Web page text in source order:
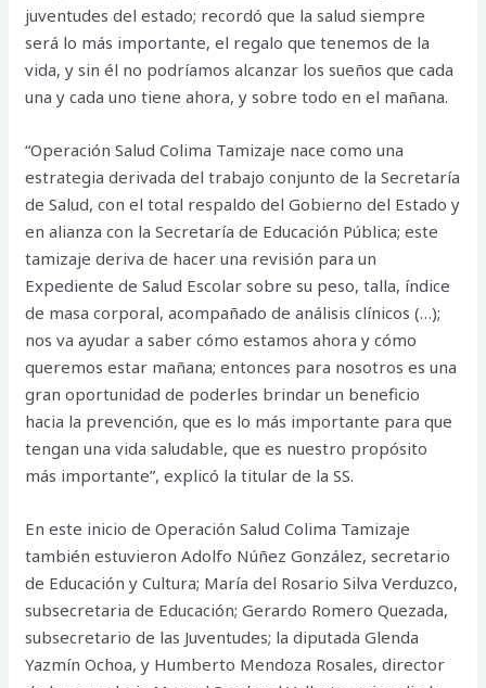
juventudes del estado; recordó que la salud siempre
será lo más importante, el regalo que tenemos de la
vida, y sin él no podríamos alcanzar los sueños que cada
una y cada uno tiene ahora, y sobre todo en el mañana.
“Operación Salud Colima Tamizaje nace como una
estrategia derivada del trabajo conjunto de la Secretaría
de Salud, con el total respaldo del Gobierno del Estado y
en alianza con la Secretaría de Educación Pública; este
tamizaje deriva de hacer una revisión para un
Expediente de Salud Escolar sobre su peso, talla, índice
de masa corporal, acompañado de análisis clínicos (…);
nos va ayudar a saber cómo estamos ahora y cómo
queremos estar mañana; entonces para nosotros es una
gran oportunidad de poderles brindar un beneficio
hacia la prevención, que es lo más importante para que
tengan una vida saludable, que es nuestro propósito
más importante”, explicó la titular de la SS.
En este inicio de Operación Salud Colima Tamizaje
también estuvieron Adolfo Núñez González, secretario
de Educación y Cultura; María del Rosario Silva Verduzco,
subsecretaria de Educación; Gerardo Romero Quezada,
subsecretario de las Juventudes; la diputada Glenda
Yazmín Ochoa, y Humberto Mendoza Rosales, director